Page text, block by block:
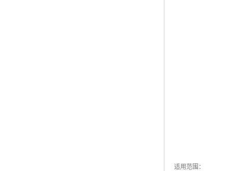
适用范围：